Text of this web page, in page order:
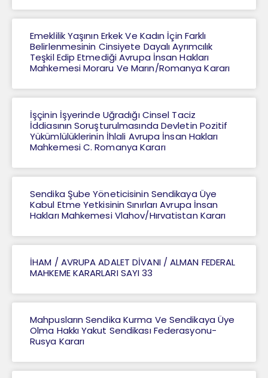
Emeklilik Yaşının Erkek Ve Kadın İçin Farklı
Belirlenmesinin Cinsiyete Dayalı Ayrımcılık
Teşkil Edip Etmediği Avrupa İnsan Hakları
Mahkemesi Moraru Ve Marın/Romanya Kararı
İşçinin İşyerinde Uğradığı Cinsel Taciz
İddiasının Soruşturulmasında Devletin Pozitif
Yükümlülüklerinin İhlali Avrupa İnsan Hakları
Mahkemesi C. Romanya Kararı
Sendika Şube Yöneticisinin Sendikaya Üye
Kabul Etme Yetkisinin Sınırları Avrupa İnsan
Hakları Mahkemesi Vlahov/Hırvatistan Kararı
İHAM / AVRUPA ADALET DİVANI / ALMAN FEDERAL
MAHKEME KARARLARI SAYI 33
Mahpusların Sendika Kurma Ve Sendikaya Üye
Olma Hakkı Yakut Sendikası Federasyonu-
Rusya Kararı